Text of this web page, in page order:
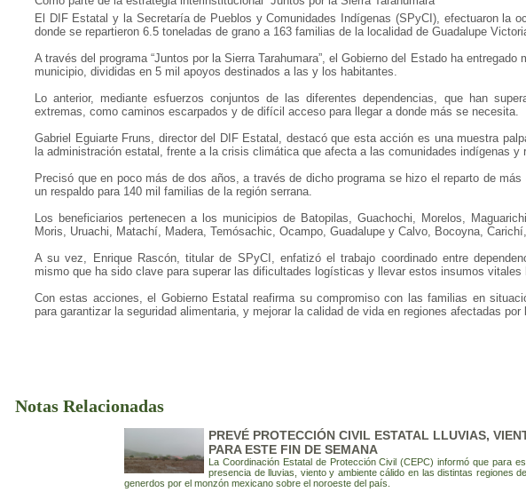
El DIF Estatal y la Secretaría de Pueblos y Comunidades Indígenas (SPyCI), efectuaron la
donde se repartieron 6.5 toneladas de grano a 163 familias de la localidad de Guadalupe
A través del programa “Juntos por la Sierra Tarahumara”, el Gobierno del Estado ha
municipio, divididas en 5 mil apoyos destinados a las y los habitantes.
Lo anterior, mediante esfuerzos conjuntos de las diferentes dependencias, que han
extremas, como caminos escarpados y de difícil acceso para llegar a donde más se necesita.
Gabriel Eguiarte Fruns, director del DIF Estatal, destacó que esta acción es una muestra
la administración estatal, frente a la crisis climática que afecta a las comunidades indígenas y
Precisó que en poco más de dos años, a través de dicho programa se hizo el reparto de
un respaldo para 140 mil familias de la región serrana.
Los beneficiarios pertenecen a los municipios de Batopilas, Guachochi, Morelos,
Moris, Uruachi, Matachí, Madera, Temósachic, Ocampo, Guadalupe y Calvo, Bocoyna,
A su vez, Enrique Rascón, titular de SPyCI, enfatizó el trabajo coordinado entre
mismo que ha sido clave para superar las dificultades logísticas y llevar estos insumos vitales
Con estas acciones, el Gobierno Estatal reafirma su compromiso con las familias en
para garantizar la seguridad alimentaria, y mejorar la calidad de vida en regiones afectadas por
Notas Relacionadas
PREVÉ PROTECCIÓN CIVIL ESTATAL LLUVIAS,
PARA ESTE FIN DE SEMANA
La Coordinación Estatal de Protección Civil (CEPC) informó que para
presencia de lluvias, viento y ambiente cálido en las distintas regiones
generdos por el monzón mexicano sobre el noroeste del país.